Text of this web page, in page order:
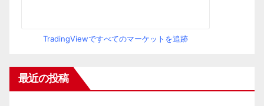
TradingViewですべてのマーケットを追跡
最近の投稿